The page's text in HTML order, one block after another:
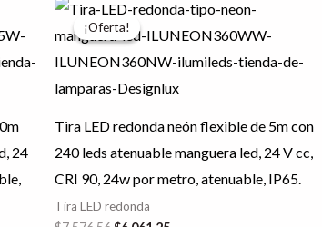
24
opciones
¡Oferta!
¡Oferta!
Tira LED redonda neón flexible de 5m con
240 leds atenuable manguera led, 24 V cc,
CRI 90, 24w por metro, atenuable, IP65.
Tira LED redonda
precio
original
$7,576.56.
precio
actual
$6,061.25.
producto
tiene
opciones